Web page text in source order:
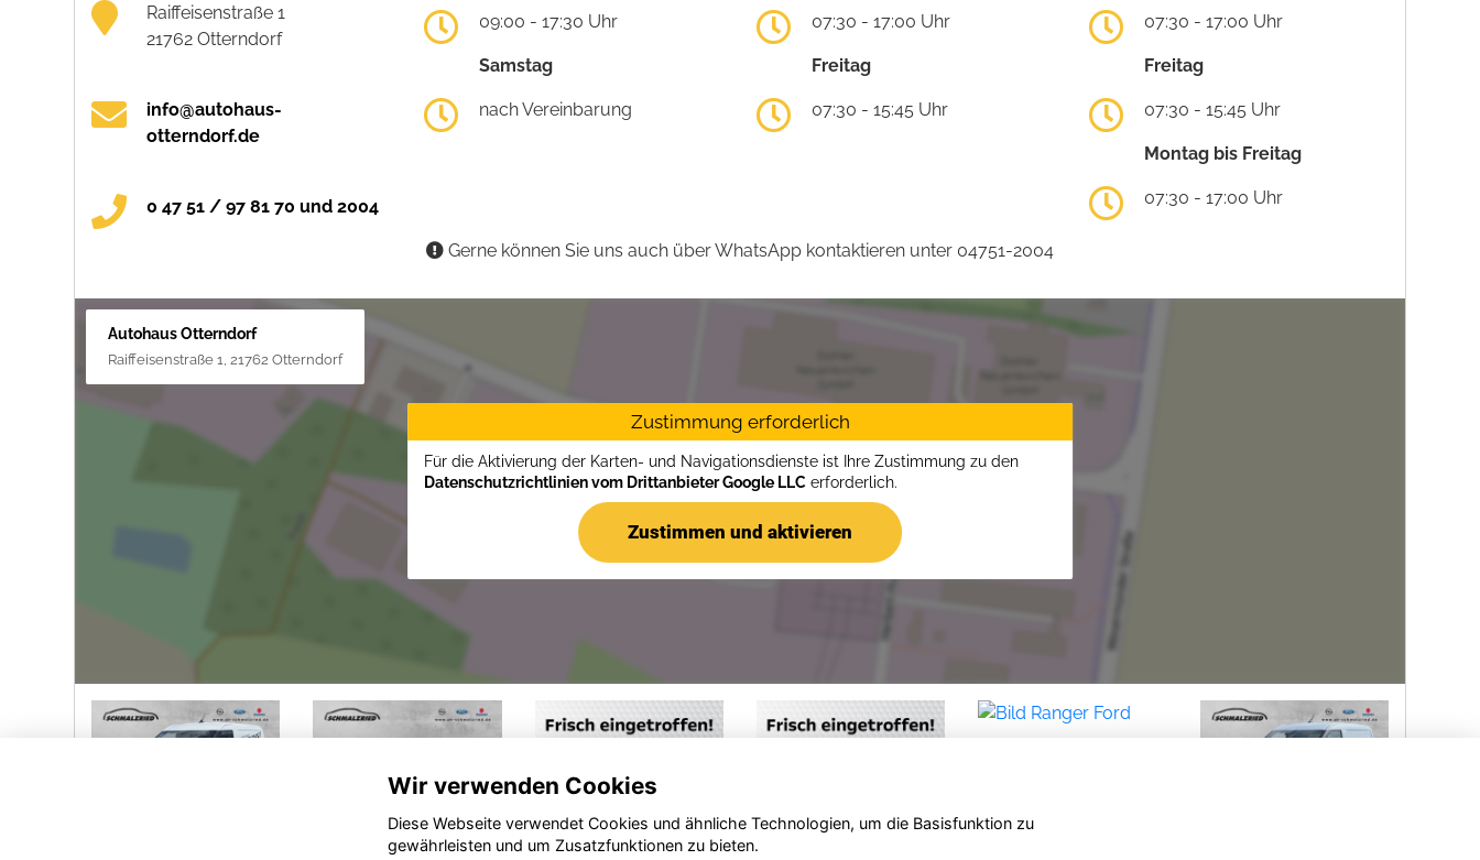
Raiffeisenstraße 1
21762 Otterndorf
info@autohaus-
otterndorf.de
0 47 51 / 97 81 70 und 2004
09:00 - 17:30 Uhr
Samstag
nach Vereinbarung
07:30 - 17:00 Uhr
Freitag
07:30 - 15:45 Uhr
07:30 - 17:00 Uhr
Freitag
07:30 - 15:45 Uhr
Montag bis Freitag
07:30 - 17:00 Uhr
Gerne können Sie uns auch über WhatsApp kontaktieren unter 04751-2004
Autohaus Otterndorf
Raiffeisenstraße 1, 21762 Otterndorf
Zustimmung erforderlich
Für die Aktivierung der Karten- und Navigationsdienste ist Ihre Zustimmung zu den
Datenschutzrichtlinien vom Drittanbieter Google LLC erforderlich.
Zustimmen und aktivieren
Wir verwenden Cookies
Diese Webseite verwendet Cookies und ähnliche Technologien, um die Basisfunktion zu
gewährleisten und um Zusatzfunktionen zu bieten.